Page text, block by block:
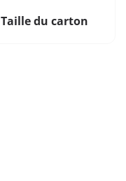
Taille du carton